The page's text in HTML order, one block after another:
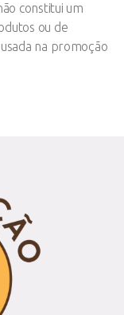
constitui um
ou de
na promoção